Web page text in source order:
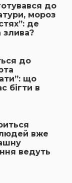
до
мороз
де
до
що
бігти в
вже
ведуть